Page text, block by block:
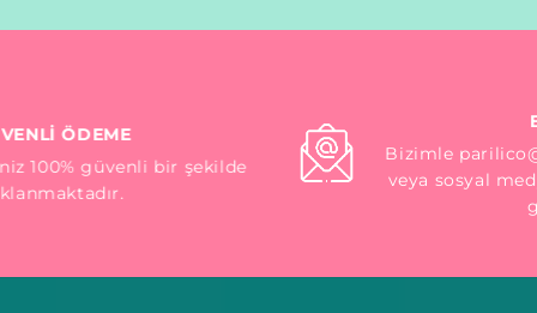
BİZE ULAŞIN
Bizimle parilico@gmail.com mail adresinden
veya sosyal medya kanallarımızdan iletişime